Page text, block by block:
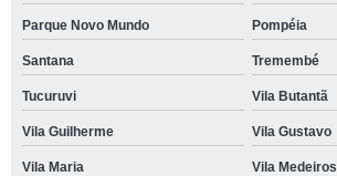
Parque Novo Mundo Pompéia
Santana Tremembé
Tucuruvi Vila Butantã
Vila Guilherme Vila Gustavo
Vila Maria Vila Medeiros